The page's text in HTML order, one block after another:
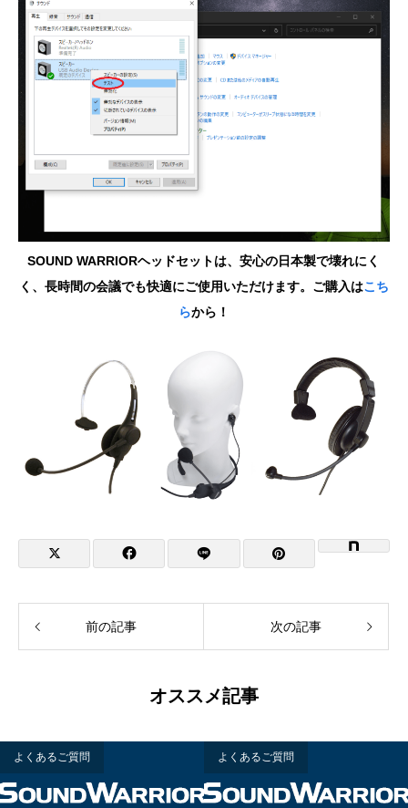
SOUND WARRIORヘッドセットは、安心の日本製で壊れにく
く、長時間の会議でも快適にご使用いただけます。ご購入はこち
らから！
前の記事 次の記事
オススメ記事
よくあるご質問 よくあるご質問